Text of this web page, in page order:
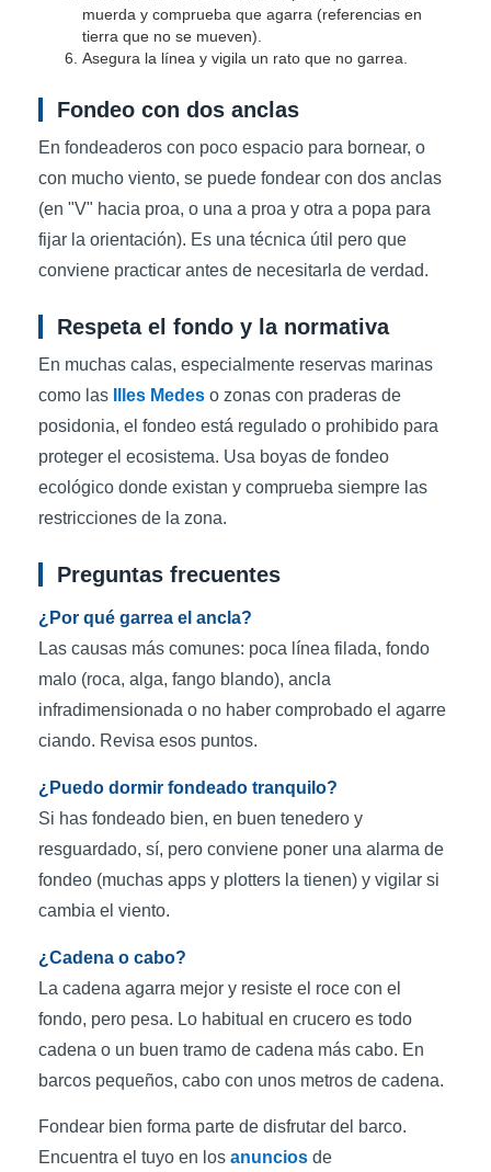
muerda y comprueba que agarra (referencias en
tierra que no se mueven).
Asegura la línea y vigila un rato que no garrea.
Fondeo con dos anclas
En fondeaderos con poco espacio para bornear, o
con mucho viento, se puede fondear con dos anclas
(en "V" hacia proa, o una a proa y otra a popa para
fijar la orientación). Es una técnica útil pero que
conviene practicar antes de necesitarla de verdad.
Respeta el fondo y la normativa
En muchas calas, especialmente reservas marinas
como las
Illes Medes o zonas con praderas de
posidonia, el fondeo está regulado o prohibido para
proteger el ecosistema. Usa boyas de fondeo
ecológico donde existan y comprueba siempre las
restricciones de la zona.
Preguntas frecuentes
¿Por qué garrea el ancla?
Las causas más comunes: poca línea filada, fondo
malo (roca, alga, fango blando), ancla
infradimensionada o no haber comprobado el agarre
ciando. Revisa esos puntos.
¿Puedo dormir fondeado tranquilo?
Si has fondeado bien, en buen tenedero y
resguardado, sí, pero conviene poner una alarma de
fondeo (muchas apps y plotters la tienen) y vigilar si
cambia el viento.
¿Cadena o cabo?
La cadena agarra mejor y resiste el roce con el
fondo, pero pesa. Lo habitual en crucero es todo
cadena o un buen tramo de cadena más cabo. En
barcos pequeños, cabo con unos metros de cadena.
Fondear bien forma parte de disfrutar del barco.
Encuentra el tuyo en los anuncios de